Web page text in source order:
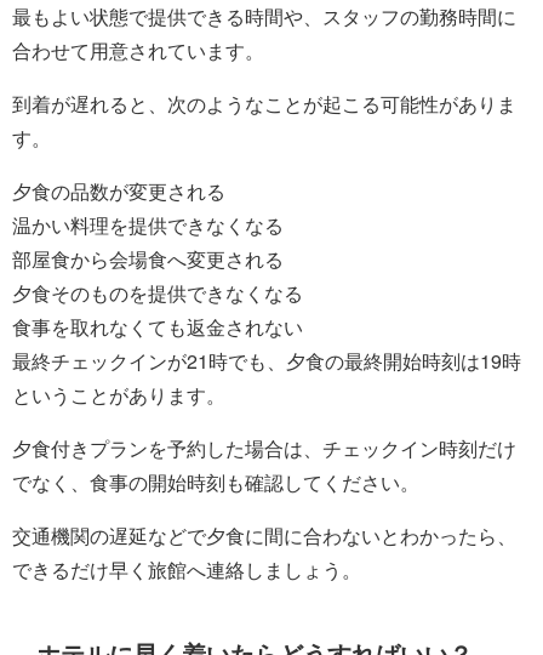
最もよい状態で提供できる時間や、スタッフの勤務時間に
合わせて用意されています。
到着が遅れると、次のようなことが起こる可能性がありま
す。
夕食の品数が変更される
温かい料理を提供できなくなる
部屋食から会場食へ変更される
夕食そのものを提供できなくなる
食事を取れなくても返金されない
最終チェックインが21時でも、夕食の最終開始時刻は19時
ということがあります。
夕食付きプランを予約した場合は、チェックイン時刻だけ
でなく、食事の開始時刻も確認してください。
交通機関の遅延などで夕食に間に合わないとわかったら、
できるだけ早く旅館へ連絡しましょう。